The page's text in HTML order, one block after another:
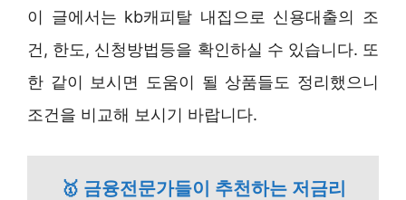
이 글에서는 kb캐피탈 내집으로 신용대출의 조
건, 한도, 신청방법등을 확인하실 수 있습니다. 또
한 같이 보시면 도움이 될 상품들도 정리했으니
조건을 비교해 보시기 바랍니다.
🥇 금융전문가들이 추천하는 저금리